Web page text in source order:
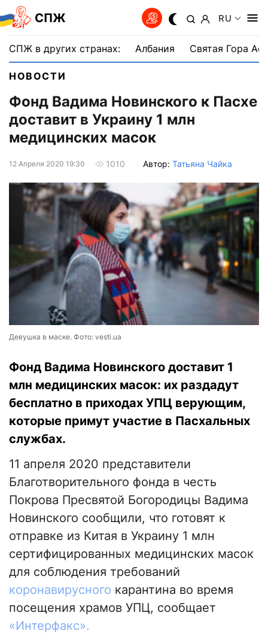
СПЖ RU
СПЖ в других странах: Албания Святая Гора
НОВОСТИ
Фонд Вадима Новинского к Пасхе
доставит в Украину 1 млн
медицинских масок
12 Апреля 2020 19:30 1010 Автор: Татьяна Чайка
Девушка в маске. Фото: vesti.ua
Фонд Вадима Новинского доставит 1
млн медицинских масок: их раздадут
бесплатно в приходах УПЦ верующим,
которые примут участие в Пасхальных
службах.
11 апреля 2020 представители
Благотворительного фонда в честь
Покрова Пресвятой Богородицы Вадима
Новинского сообщили, что готовят к
отправке из Китая в Украину 1 млн
сертифицированных медицинских масок
для соблюдения требований
коронавирусного карантина во время
посещения храмов УПЦ, сообщает
«Интерфакс».